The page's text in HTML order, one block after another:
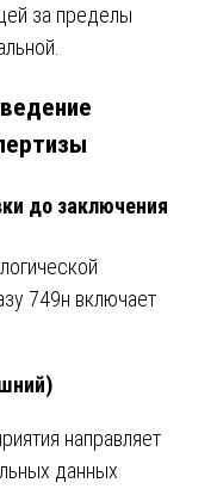
за пределы
до заключения
749н включает
направляет
данных